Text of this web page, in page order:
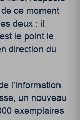
ce moment
deux : il
le point le
direction du
l’information
un nouveau
exemplaires